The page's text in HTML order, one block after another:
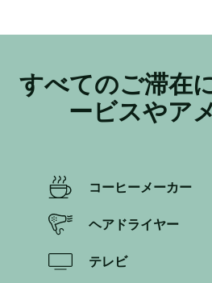
すべてのご滞在
ービスやア
コーヒーメーカー
ヘアドライヤー
テレビ